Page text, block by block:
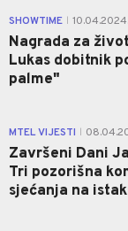
SHOWTIME 10.04.2024.
Nagrada za
Lukas dobitnik
palme"
MTEL VIJESTI
Završeni Dani
Tri pozorišna
sjećanja na